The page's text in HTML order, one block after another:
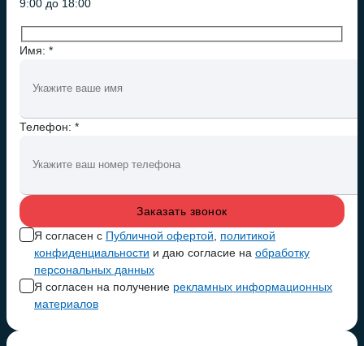
9:00 до 18:00
Имя: *
Телефон: *
Я согласен с Публичной офертой
политикой
конфиденциальности и даю согласие на обработку
персональных данных
Я согласен на получение рекламных информационных
материалов